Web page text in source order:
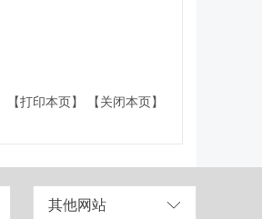
【打印本页】 【关闭本页】
其他网站